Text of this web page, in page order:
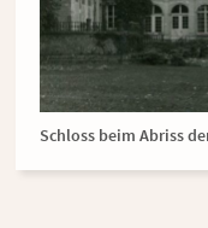
Schloss beim Abriss